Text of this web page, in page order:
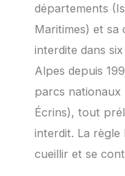
départements
Maritimes) et sa
interdite dans
Alpes depuis
parcs nationaux
Écrins), tout
interdit. La règle
cueillir et se